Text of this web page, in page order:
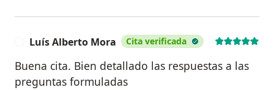
Luís Alberto Mora Cita verificada
Buena cita. Bien detallado las respuestas a las
preguntas formuladas